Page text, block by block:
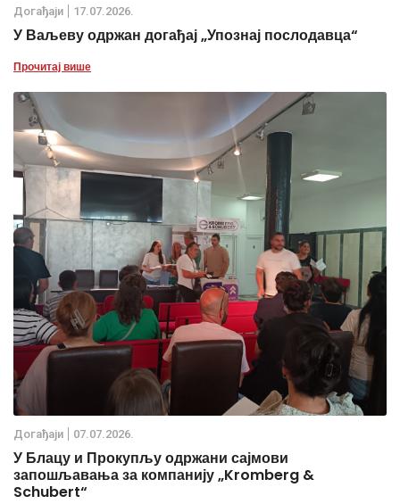
Дoгађаjи 17.07.2026.
У Ваљеву одржан догађај „Упознај послодавца“
Прочитај више
Дoгађаjи 07.07.2026.
У Блацу и Прокупљу одржани сајмови
запошљавања за компанију „Kromberg &
Schubert“